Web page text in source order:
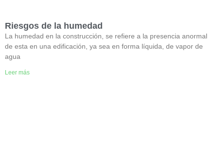
Riesgos de la humedad
La humedad en la construcción, se refiere a la presencia anormal
de esta en una edificación, ya sea en forma líquida, de vapor de
agua
Leer más